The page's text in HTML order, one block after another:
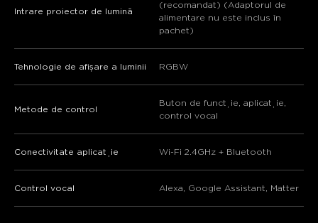
Intrare proiector de lumină
(recomandat) (Adaptorul de
alimentare nu este inclus în
pachet)
Tehnologie de afișare a luminii RGBW
Metode de control
Buton de funcție, aplicație,
control vocal
Conectivitate aplicație Wi-Fi 2.4GHz + Bluetooth
Control vocal Alexa, Google Assistant, Matter